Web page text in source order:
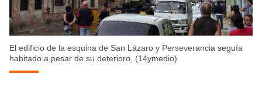
El edificio de la esquina de San Lázaro y Perseverancia seguía
habitado a pesar de su deterioro. (14ymedio)